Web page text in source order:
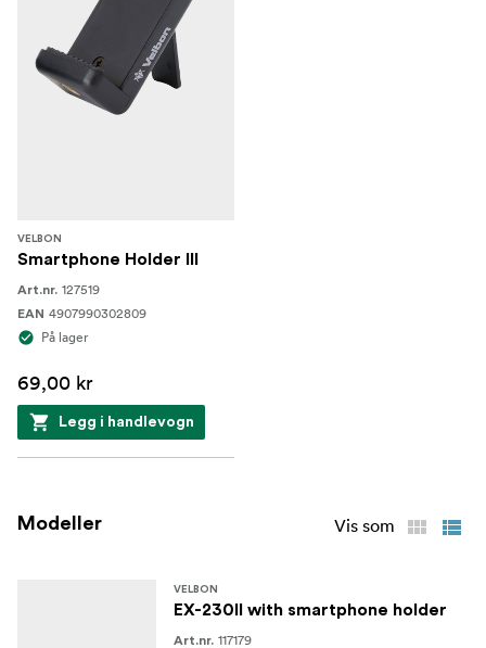
VELBON
Smartphone Holder III
Art.nr. 127519
EAN 4907990302809
På lager
69,00 kr
Legg i handlevogn
Modeller Vis som
VELBON
EX-230II with smartphone holder
Art.nr. 117179